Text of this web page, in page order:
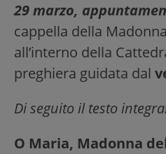
29 marzo,
cappella della
all’interno della
preghiera guidata dal
Di seguito il testo
O Maria, Madonna